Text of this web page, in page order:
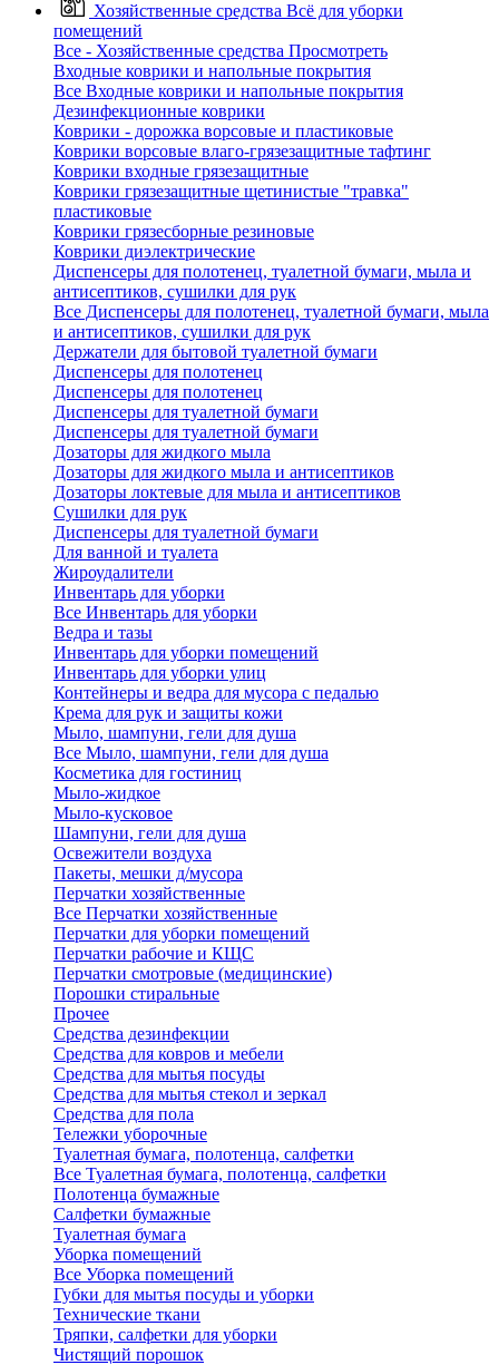
Хозяйственные средства Всё для уборки
помещений
Все - Хозяйственные средства Просмотреть
Входные коврики и напольные покрытия
Все Входные коврики и напольные покрытия
Дезинфекционные коврики
Коврики - дорожка ворсовые и пластиковые
Коврики ворсовые влаго-грязезащитные тафтинг
Коврики входные грязезащитные
Коврики грязезащитные щетинистые "травка"
пластиковые
Коврики грязесборные резиновые
Коврики диэлектрические
Диспенсеры для полотенец, туалетной бумаги, мыла и
антисептиков, сушилки для рук
Все Диспенсеры для полотенец, туалетной бумаги, мыла
и антисептиков, сушилки для рук
Держатели для бытовой туалетной бумаги
Диспенсеры для полотенец
Диспенсеры для полотенец
Диспенсеры для туалетной бумаги
Диспенсеры для туалетной бумаги
Дозаторы для жидкого мыла
Дозаторы для жидкого мыла и антисептиков
Дозаторы локтевые для мыла и антисептиков
Сушилки для рук
Диспенсеры для туалетной бумаги
Для ванной и туалета
Жироудалители
Инвентарь для уборки
Все Инвентарь для уборки
Ведра и тазы
Инвентарь для уборки помещений
Инвентарь для уборки улиц
Контейнеры и ведра для мусора с педалью
Крема для рук и защиты кожи
Мыло, шампуни, гели для душа
Все Мыло, шампуни, гели для душа
Косметика для гостиниц
Мыло-жидкое
Мыло-кусковое
Шампуни, гели для душа
Освежители воздуха
Пакеты, мешки д/мусора
Перчатки хозяйственные
Все Перчатки хозяйственные
Перчатки для уборки помещений
Перчатки рабочие и КЩС
Перчатки смотровые (медицинские)
Порошки стиральные
Прочее
Средства дезинфекции
Средства для ковров и мебели
Средства для мытья посуды
Средства для мытья стекол и зеркал
Средства для пола
Тележки уборочные
Туалетная бумага, полотенца, салфетки
Все Туалетная бумага, полотенца, салфетки
Полотенца бумажные
Салфетки бумажные
Туалетная бумага
Уборка помещений
Все Уборка помещений
Губки для мытья посуды и уборки
Технические ткани
Тряпки, салфетки для уборки
Чистящий порошок